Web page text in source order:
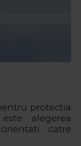
protectia
alegerea
catre